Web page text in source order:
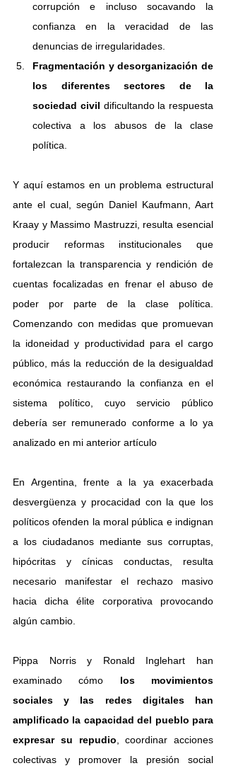
corrupción e incluso socavando la
confianza en la veracidad de las
denuncias de irregularidades.
Fragmentación y desorganización de
los diferentes sectores de la
sociedad civil dificultando la respuesta
colectiva a los abusos de la clase
política.
Y aquí estamos en un problema estructural
ante el cual, según Daniel Kaufmann, Aart
Kraay y Massimo Mastruzzi, resulta esencial
producir reformas institucionales que
fortalezcan la transparencia y rendición de
cuentas focalizadas en frenar el abuso de
poder por parte de la clase política.
Comenzando con medidas que promuevan
la idoneidad y productividad para el cargo
público, más la reducción de la desigualdad
económica restaurando la confianza en el
sistema político, cuyo servicio público
debería ser remunerado conforme a lo ya
analizado en mi anterior artículo
En Argentina, frente a la ya exacerbada
desvergüenza y procacidad con la que los
políticos ofenden la moral pública e indignan
a los ciudadanos mediante sus corruptas,
hipócritas y cínicas conductas, resulta
necesario manifestar el rechazo masivo
hacia dicha élite corporativa provocando
algún cambio.
Pippa Norris y Ronald Inglehart han
examinado cómo los movimientos
sociales y las redes digitales han
amplificado la capacidad del pueblo para
expresar su repudio , coordinar acciones
colectivas y promover la presión social